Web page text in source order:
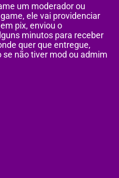
um moderador ou
ele vai providenciar
pix, enviou o
minutos para receber
quer que entregue,
não tiver mod ou admim